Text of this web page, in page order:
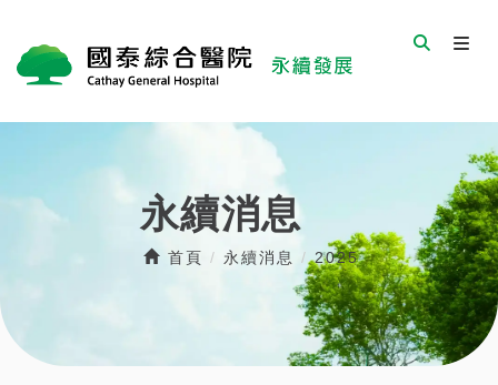
永續消息
首頁 / 永續消息 /2025